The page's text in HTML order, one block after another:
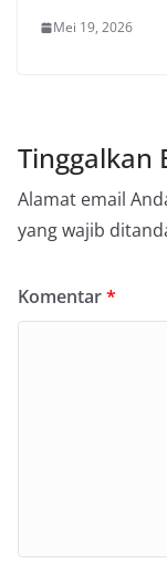
Mei 19, 2026
Tinggalkan
Alamat email
yang wajib
Komentar*